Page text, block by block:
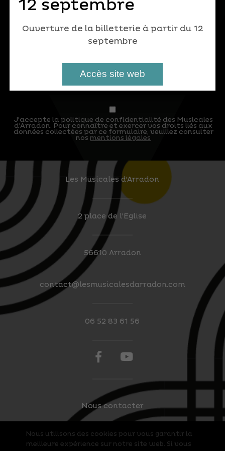
J'accepte la politique de confidentialité des Musicales
d'Arradon. Pour connaître et exercer vos droits liés aux
données collectées par ce formulaire, veuillez consulter
nos mentions légales
Les Musicales d'Arradon
2 place de l'Eglise
56610 Arradon
contact@lesmusicalesdarradon.com
06 52 83 61 56
Nous contacter
Mentions légales
12 septembre
Ouverture de la billetterie à partir du 12
septembre
Accès site web
Nous utilisons des cookies pour vous garantir la
meilleure expérience sur notre site web. Si vous